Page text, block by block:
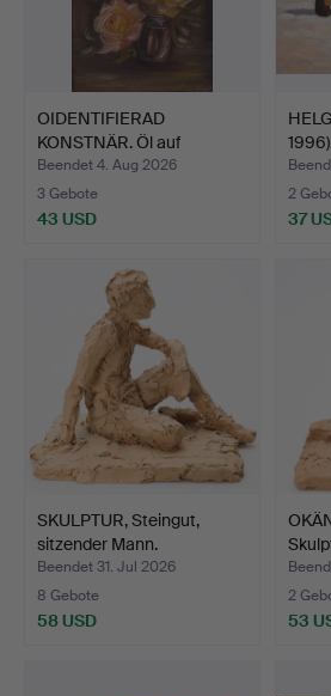
OIDENTIFIERAD
KONSTNÄR. Öl auf
Leinwand, R…
Beendet 4. Aug 2026
3 Gebote
43 USD
2
37
SKULPTUR, Steingut,
sitzender Mann.
Beendet 31. Jul 2026
8 Gebote
58 USD
2
53